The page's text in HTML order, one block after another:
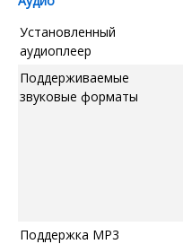
Установленный
аудиоплеер
Поддерживаемые
звуковые форматы
Поддержка MP3